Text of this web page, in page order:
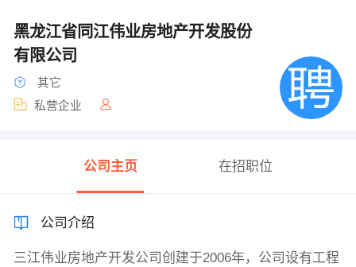
黑龙江省同江伟业房地产开发股份
有限公司
其它
私营企业
公司主页 在招职位
公司介绍
三江伟业房地产开发公司创建于2006年，公司设有工程